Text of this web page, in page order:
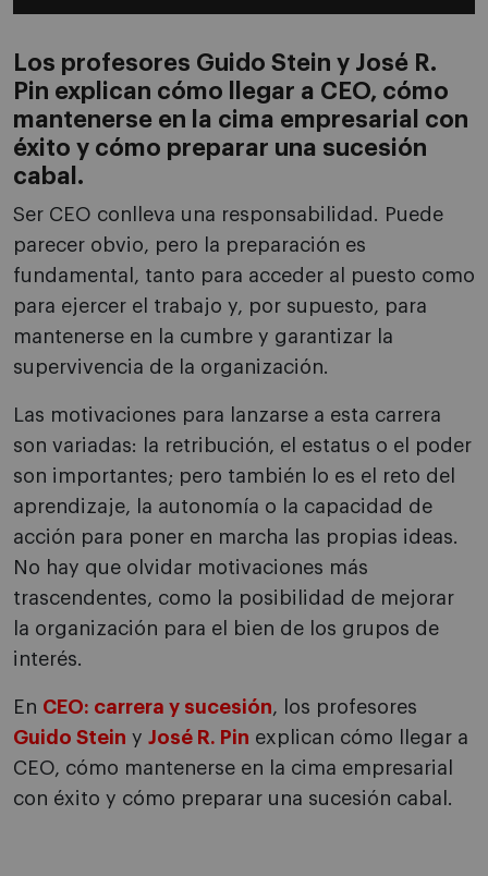
Los profesores Guido Stein y José R.
Pin explican cómo llegar a CEO, cómo
mantenerse en la cima empresarial con
éxito y cómo preparar una sucesión
cabal.
Ser CEO conlleva una responsabilidad. Puede
parecer obvio, pero la preparación es
fundamental, tanto para acceder al puesto como
para ejercer el trabajo y, por supuesto, para
mantenerse en la cumbre y garantizar la
supervivencia de la organización.
Las motivaciones para lanzarse a esta carrera
son variadas: la retribución, el estatus o el poder
son importantes; pero también lo es el reto del
aprendizaje, la autonomía o la capacidad de
acción para poner en marcha las propias ideas.
No hay que olvidar motivaciones más
trascendentes, como la posibilidad de mejorar
la organización para el bien de los grupos de
interés.
En CEO: carrera y sucesión, los profesores
Guido Stein y José R. Pin explican cómo llegar a
CEO, cómo mantenerse en la cima empresarial
con éxito y cómo preparar una sucesión cabal.